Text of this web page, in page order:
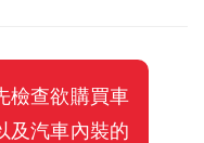
檢查欲購買車
及汽車內裝的